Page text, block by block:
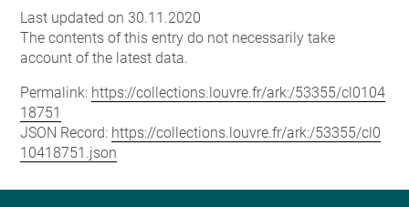
Last updated on 30.11.2020
The contents of this entry do not necessarily take
account of the latest data.
Permalink: https://collections.louvre.fr/ark:/53355/cl0104
18751
JSON Record: https://collections.louvre.fr/ark:/53355/cl0
10418751.json